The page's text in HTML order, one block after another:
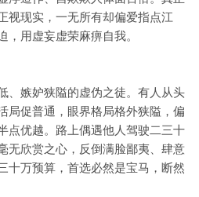
视现实，一无所有却偏爱指点江
，用虚妄虚荣麻痹自我。
、嫉妒狭隘的虚伪之徒。有人从头
局促普通，眼界格局格外狭隘，偏
点优越。路上偶遇他人驾驶二三十
无欣赏之心，反倒满脸鄙夷、肆意
十万预算，首选必然是宝马，断然